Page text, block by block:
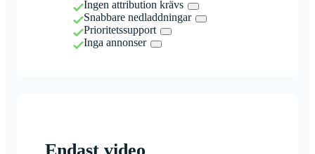
Ingen attribution krävs
Snabbare nedladdningar
Prioritetssupport
Inga annonser